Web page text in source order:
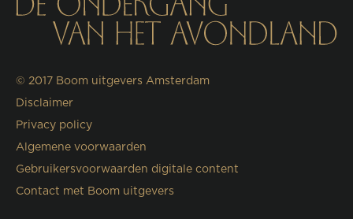
© 2017 Boom uitgevers Amsterdam
Disclaimer
Privacy policy
Algemene voorwaarden
Gebruikersvoorwaarden digitale content
Contact met Boom uitgevers